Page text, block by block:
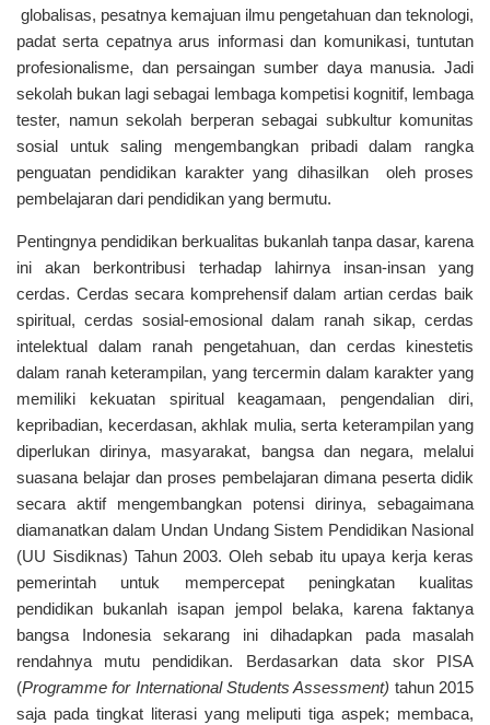
globalisas, pesatnya kemajuan ilmu pengetahuan dan teknologi,
padat serta cepatnya arus informasi dan komunikasi, tuntutan
profesionalisme, dan persaingan sumber daya manusia. Jadi
sekolah bukan lagi sebagai lembaga kompetisi kognitif, lembaga
tester, namun sekolah berperan sebagai subkultur komunitas
sosial untuk saling mengembangkan pribadi dalam rangka
penguatan pendidikan karakter yang dihasilkan oleh proses
pembelajaran dari pendidikan yang bermutu.
Pentingnya pendidikan berkualitas bukanlah tanpa dasar, karena
ini akan berkontribusi terhadap lahirnya insan-insan yang
cerdas. Cerdas secara komprehensif dalam artian cerdas baik
spiritual, cerdas sosial-emosional dalam ranah sikap, cerdas
intelektual dalam ranah pengetahuan, dan cerdas kinestetis
dalam ranah keterampilan, yang tercermin dalam karakter yang
memiliki kekuatan spiritual keagamaan, pengendalian diri,
kepribadian, kecerdasan, akhlak mulia, serta keterampilan yang
diperlukan dirinya, masyarakat, bangsa dan negara, melalui
suasana belajar dan proses pembelajaran dimana peserta didik
secara aktif mengembangkan potensi dirinya, sebagaimana
diamanatkan dalam Undan Undang Sistem Pendidikan Nasional
(UU Sisdiknas) Tahun 2003. Oleh sebab itu upaya kerja keras
pemerintah untuk mempercepat peningkatan kualitas
pendidikan bukanlah isapan jempol belaka, karena faktanya
bangsa Indonesia sekarang ini dihadapkan pada masalah
rendahnya mutu pendidikan. Berdasarkan data skor PISA
(Programme for International Students Assessment) tahun 2015
saja pada tingkat literasi yang meliputi tiga aspek; membaca,